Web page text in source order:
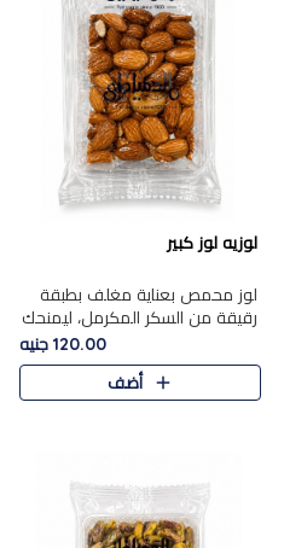
لوزيه لوز كبير
لوز محمص بعناية مغلف بطبقة
رقيقة من السكر المكرمل، ليمنحك
قرمشة راقية ونكهة غنية تبرز
فخامة اللوز في كل قطعة.
120.00 جنيه
أضف